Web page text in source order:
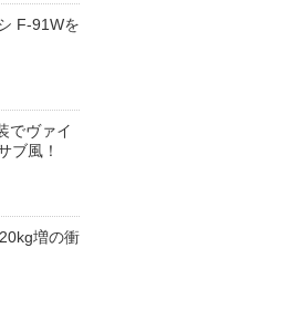
F-91Wを
でヴァイ
ブ風！
増の衝